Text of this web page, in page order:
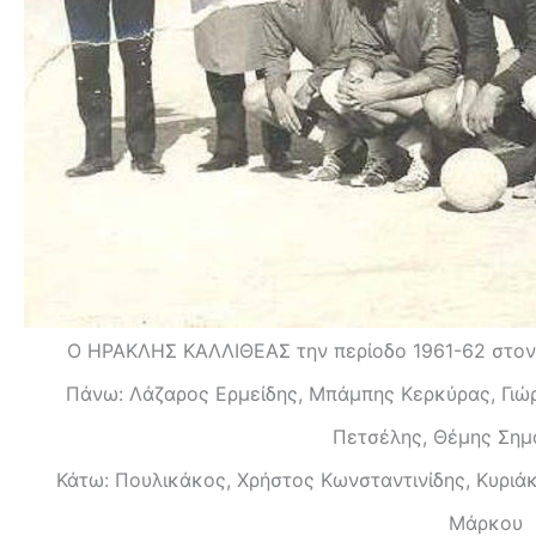
O ΗΡΑΚΛΗΣ ΚΑΛΛΙΘΕΑΣ την περίοδο 1961-62
Πάνω: Λάζαρος Ερμείδης, Μπάμπης Κερκύρας,
Πετσέλης, Θέμης
Κάτω: Πουλικάκος, Χρήστος Κωνσταντινίδης,
Μάρκου